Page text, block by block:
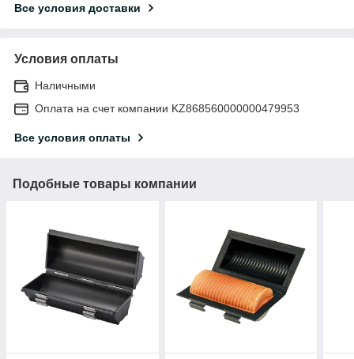
Все условия доставки
Условия оплаты
Наличными
Оплата на счет компании KZ868560000000479953
Все условия оплаты
Подобные товары компании